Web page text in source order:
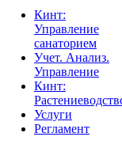
Кинт:
Управление
санаторием
Учет. Анализ.
Управление
Кинт:
Услуги
Регламент